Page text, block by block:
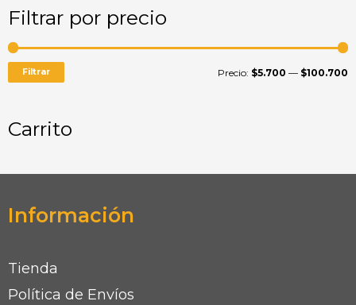
Filtrar por precio
Filtrar Precio: $5.700 — $100.700
Carrito
Información
Tienda
Política de Envíos